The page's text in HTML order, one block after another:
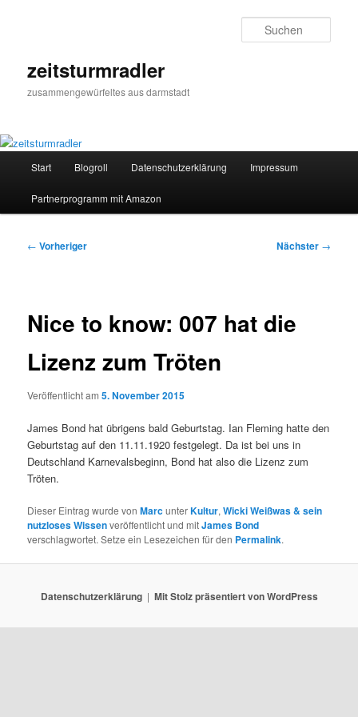
zeitsturmradler
zusammengewürfeltes aus darmstadt
Start Blogroll Datenschutzerklärung Impressum
Partnerprogramm mit Amazon
Beitragsnavigation
← Vorheriger Nächster →
Nice to know: 007 hat die
Lizenz zum Tröten
Veröffentlicht am5. November 2015
James Bond hat übrigens bald Geburtstag. Ian Fleming hatte den
Geburtstag auf den 11.11.1920 festgelegt. Da ist bei uns in
Deutschland Karnevalsbeginn, Bond hat also die Lizenz zum
Tröten.
Dieser Eintrag wurde vonMarcunterKultur,Wicki Weißwas & sein
nutzloses Wissenveröffentlicht und mitJames Bond
verschlagwortet. Setze ein Lesezeichen für den Permalink.
Datenschutzerklärung Mit Stolz präsentiert von WordPress